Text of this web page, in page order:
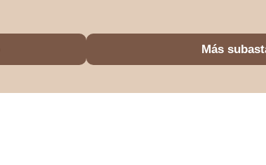
Más